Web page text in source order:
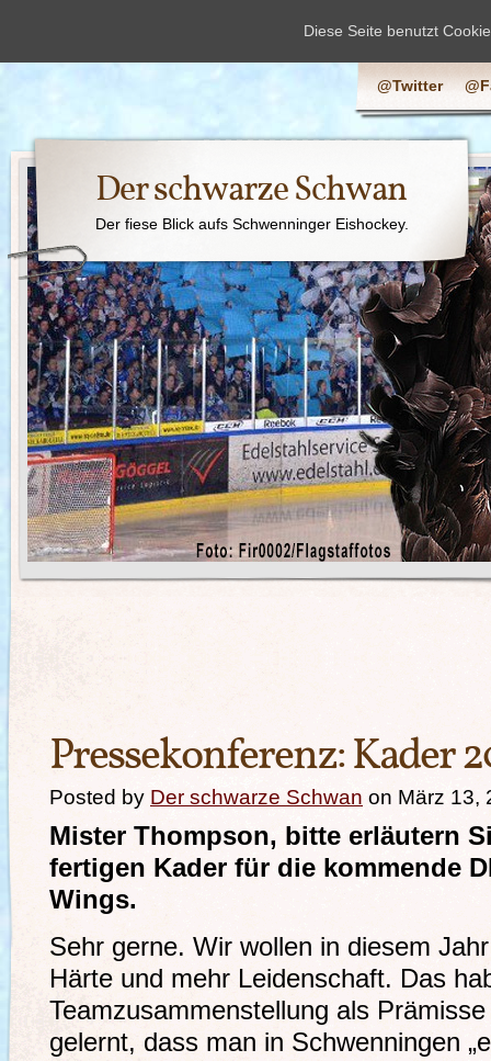
@Twitter
Der schwarze Schwan
Der fiese Blick aufs Schwenninger Eishockey.
Pressekonferenz: Kader
Posted by Der schwarze Schwan on März 13,
Mister Thompson, bitte erläutern
fertigen Kader für die kommende
Wings.
Sehr gerne. Wir wollen in diesem
Härte und mehr Leidenschaft. Das
Teamzusammenstellung als
gelernt, dass man in Schwenningen
Diese Seite benutzt